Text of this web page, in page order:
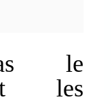
le
les